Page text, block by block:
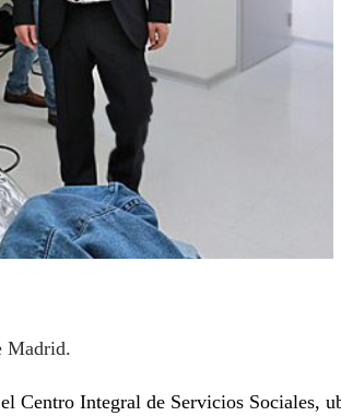
Madrid.
Centro Integral de Servicios Sociales,